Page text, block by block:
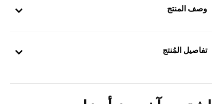
وصف المنتج
تفاصيل المُنتج